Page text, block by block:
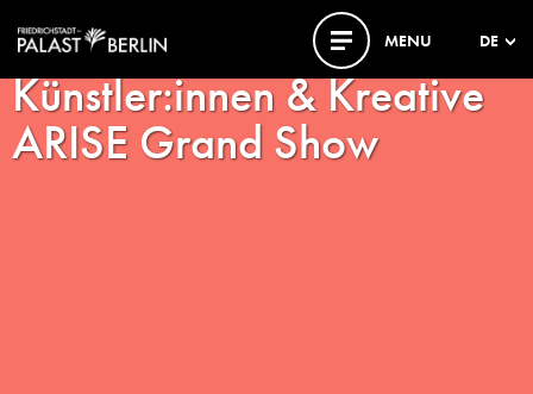
MENU DE
Künstler:innen & Kreative
ARISE Grand Show